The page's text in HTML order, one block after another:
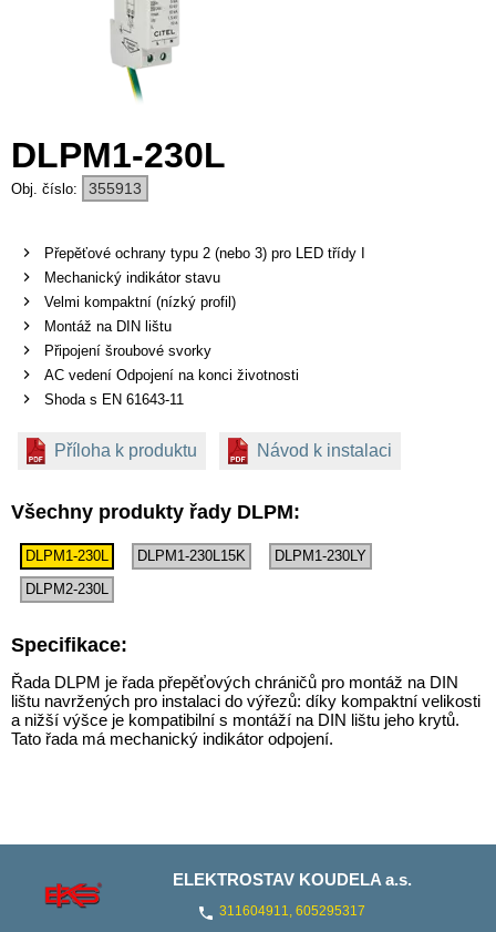
DLPM1-230L
355913
Přepěťové ochrany typu 2 (nebo 3) pro LED třídy I
Mechanický indikátor stavu
Velmi kompaktní (nízký profil)
Montáž na DIN lištu
Připojení šroubové svorky
AC vedení Odpojení na konci životnosti
Shoda s EN 61643-11
Příloha k produktu Návod k instalaci
Všechny produkty řady DLPM:
DLPM1-230L DLPM1-230L15K
DLPM1-230LY
DLPM2-230L
Specifikace:
Řada DLPM je řada přepěťových chráničů pro montáž na DIN
lištu navržených pro instalaci do výřezů: díky kompaktní velikosti
a nižší výšce je kompatibilní s montáží na DIN lištu jeho krytů.
Tato řada má mechanický indikátor odpojení.
ELEKTROSTAV KOUDELA a.s.
311604911, 605295317